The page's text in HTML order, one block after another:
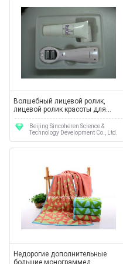
Волшебный лицевой ролик,
лицевой ролик красоты для
улучшать Кож-упругость и Кож-
блескBeijing Sincoheren Science &
Technology Development Co., Ltd.
Недорогие дополнительные
большие монограммед